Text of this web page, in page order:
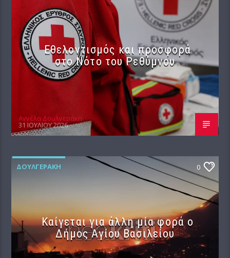
Εθελοντισμός και προσφορά
στο Νότο του Ρεθύμνου
Αγγέλα Δουλγεράκη
31 ΙΟΥΛΊΟΥ 2026
ΔΟΥΛΓΕΡΆΚΗ 0
Καίγεται για άλλη μία φορά ο
Δήμος Αγίου Βασιλείου